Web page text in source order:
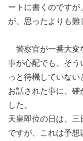
ートに書くのですが
が、思ったよりも難
警察官が一番大変
事が心配でも、そう
っと待機していな
お話された事に、確
した。
天皇即位の日は、三
ですが、これは予想